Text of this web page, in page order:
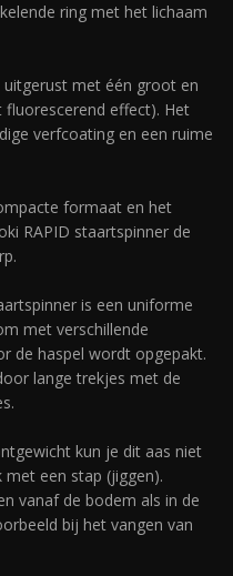
ring met het lichaam
uitgerust met één groot en
effect). Het
verfcoating en een ruime
formaat en het
RAPID staartspinner de
is een uniforme
met verschillende
de haspel wordt opgepakt.
lange trekjes met de
kun je dit aas niet
een stap (jiggen).
vanaf de bodem als in de
bij het vangen van